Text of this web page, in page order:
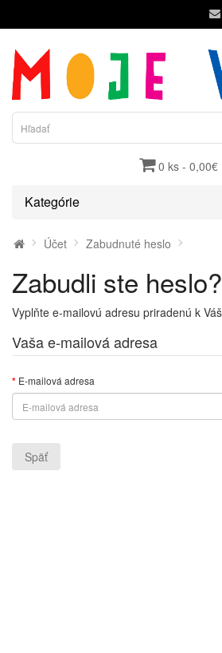
0 ks - 0,00€
Kategórie
Účet Zabudnuté heslo
Zabudli ste heslo?
Vyplňte e-mailovú adresu priradenú k
Vaša e-mailová adresa
E-mailová adresa
Späť